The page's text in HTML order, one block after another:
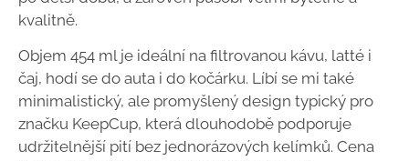
kvalitně.
Objem 454 ml je ideální na filtrovanou kávu, latté i
čaj, hodí se do auta i do kočárku. Líbí se mi také
minimalistický, ale promyšlený design typický pro
značku KeepCup, která dlouhodobě podporuje
udržitelnější pití bez jednorázových kelímků. Cena